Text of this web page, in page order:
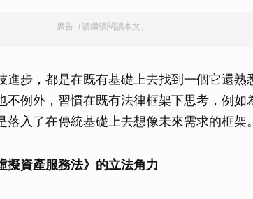
廣告（請繼續閱讀本文）
進步，都是在既有基礎上去找到一個它還熟
不例外，習慣在既有法律框架下思考，例如
入了在傳統基礎上去想像未來需求的框架
擬資產服務法》的立法角力